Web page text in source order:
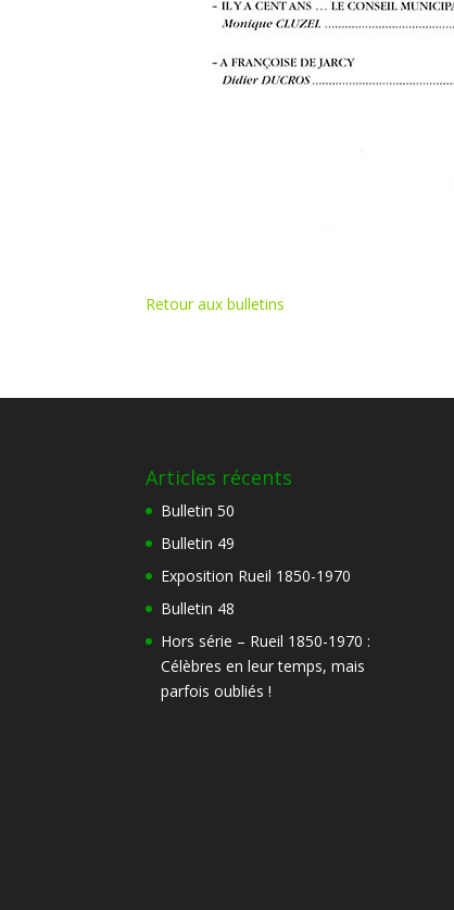
Retour aux bulletins
Articles récents
Bulletin 50
Bulletin 49
Exposition Rueil 1850-1970
Bulletin 48
Hors série – Rueil 1850-1970 :
Célèbres en leur temps, mais
parfois oubliés !